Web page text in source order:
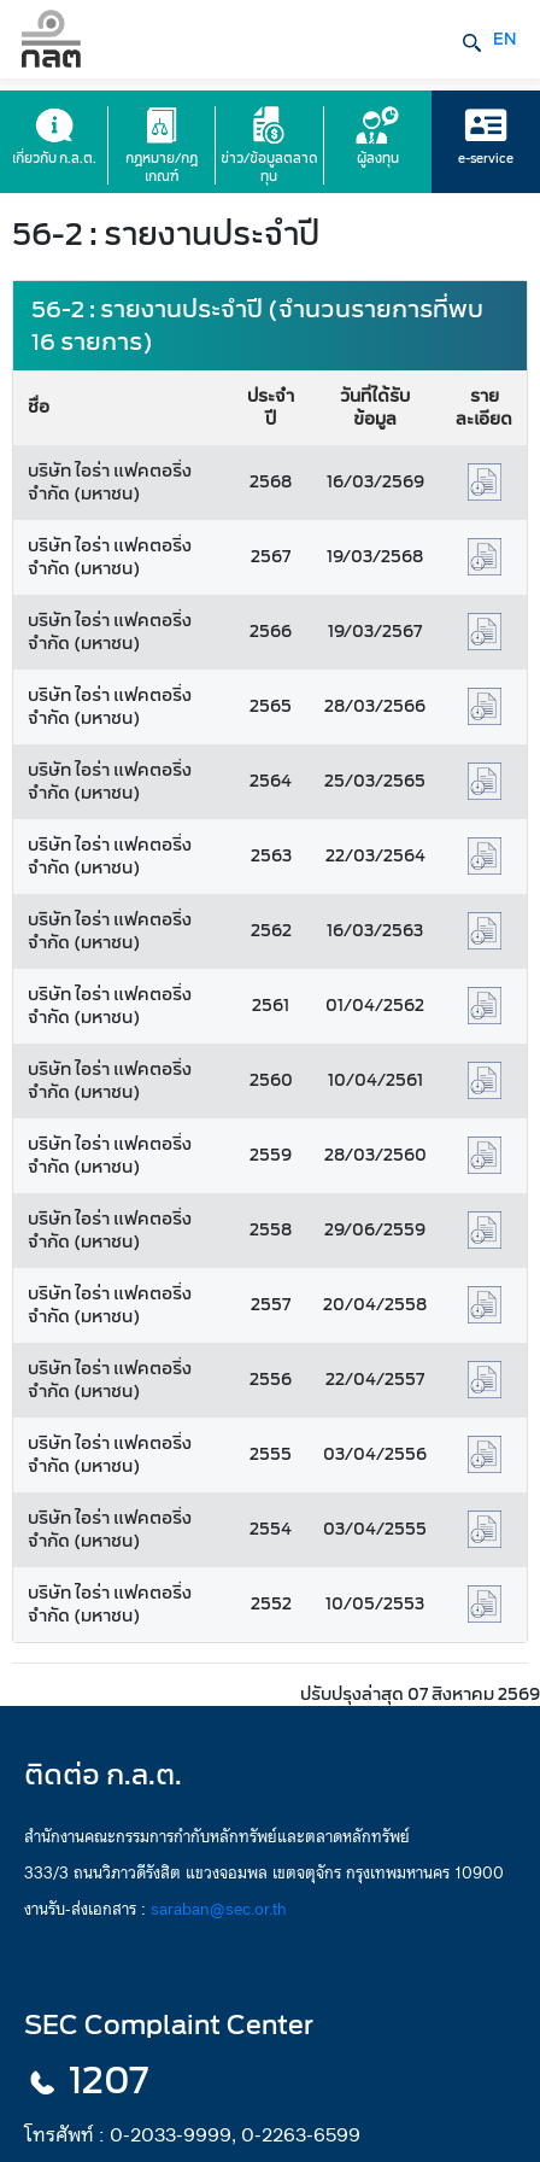
EN
เกี่ยวกับ ก.ล.ต.
กฎหมาย/กฎ
เกณฑ์
ข่าว/ข้อมูลตลาด
ทุน
ผู้ลงทุน e-service
56-2 : รายงานประจำปี
56-2 : รายงานประจำปี (จำนวนรายการที่พบ
16 รายการ)
ชื่อ
ประจำ
ปี
วันที่ได้รับ
ข้อมูล
ราย
ละเอียด
บริษัท ไอร่า แฟคตอริ่ง
จำกัด (มหาชน)
2568 16/03/2569
บริษัท ไอร่า แฟคตอริ่ง
จำกัด (มหาชน)
2567 19/03/2568
บริษัท ไอร่า แฟคตอริ่ง
จำกัด (มหาชน)
2566 19/03/2567
บริษัท ไอร่า แฟคตอริ่ง
จำกัด (มหาชน)
2565 28/03/2566
บริษัท ไอร่า แฟคตอริ่ง
จำกัด (มหาชน)
2564 25/03/2565
บริษัท ไอร่า แฟคตอริ่ง
จำกัด (มหาชน)
2563 22/03/2564
บริษัท ไอร่า แฟคตอริ่ง
จำกัด (มหาชน)
2562 16/03/2563
บริษัท ไอร่า แฟคตอริ่ง
จำกัด (มหาชน)
2561 01/04/2562
บริษัท ไอร่า แฟคตอริ่ง
จำกัด (มหาชน)
2560 10/04/2561
บริษัท ไอร่า แฟคตอริ่ง
จำกัด (มหาชน)
2559 28/03/2560
บริษัท ไอร่า แฟคตอริ่ง
จำกัด (มหาชน)
2558 29/06/2559
บริษัท ไอร่า แฟคตอริ่ง
จำกัด (มหาชน)
2557 20/04/2558
บริษัท ไอร่า แฟคตอริ่ง
จำกัด (มหาชน)
2556 22/04/2557
บริษัท ไอร่า แฟคตอริ่ง
จำกัด (มหาชน)
2555 03/04/2556
บริษัท ไอร่า แฟคตอริ่ง
จำกัด (มหาชน)
2554 03/04/2555
บริษัท ไอร่า แฟคตอริ่ง
จำกัด (มหาชน)
2552 10/05/2553
ปรับปรุงล่าสุด 07 สิงหาคม 2569
ติดต่อ ก.ล.ต.
สำนักงานคณะกรรมการกำกับหลักทรัพย์และตลาดหลักทรัพย์
333/3 ถนนวิภาวดีรังสิต แขวงจอมพล เขตจตุจักร กรุงเทพมหานคร 10900
งานรับ-ส่งเอกสาร : saraban@sec.or.th
SEC Complaint Center
1207
โทรศัพท์ : 0-2033-9999, 0-2263-6599